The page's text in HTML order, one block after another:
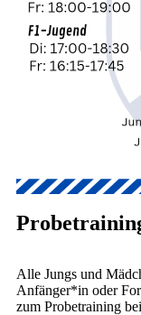
Alle Jungs und
Anfänger*in oder
zum Probetraining